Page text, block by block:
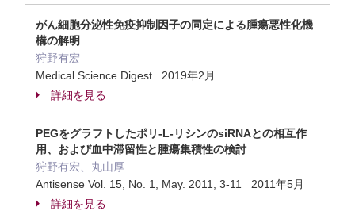
がん細胞分泌性免疫抑制因子の同定による腫瘍悪性化機
構の解明
狩野有宏
Medical Science Digest 2019年2月
詳細を見る
PEGをグラフトしたポリ-L-リシンのsiRNAとの相互作
用、および血中滞留性と腫瘍集積性の検討
狩野有宏、丸山厚
Antisense Vol. 15, No. 1, May. 2011, 3-11 2011年5月
詳細を見る